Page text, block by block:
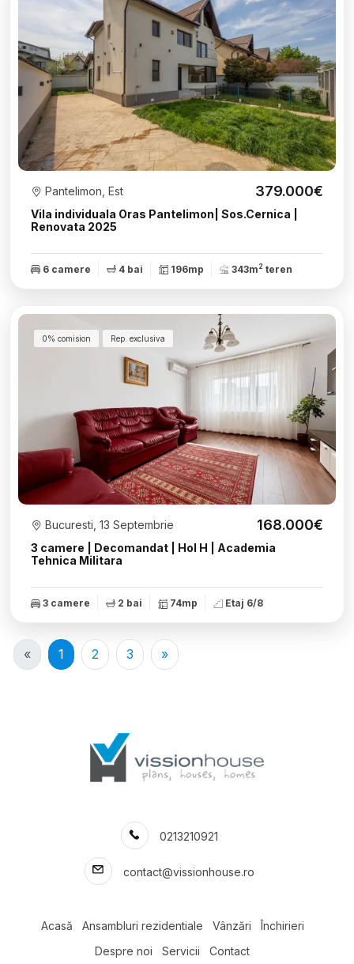
Vila individuala Oras Pantelimon| Sos.Cernica |
Renovata 2025
Pantelimon, Est 379.000€
6 camere 4 bai 196mp 343m2 teren
0% comision Rep. exclusiva
3 camere | Decomandat | Hol H | Academia
Tehnica Militara
Bucuresti, 13 Septembrie 168.000€
3 camere 2 bai 74mp Etaj 6/8
« 1 2 3 »
0213210921
contact@vissionhouse.ro
Acasă Ansambluri rezidentiale Vânzări
Închirieri
Despre noi
Servicii Contact